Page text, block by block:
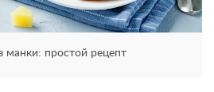
манки: простой рецепт